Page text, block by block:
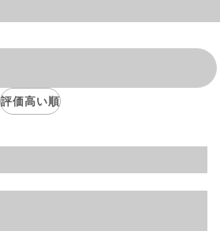
評価高い順